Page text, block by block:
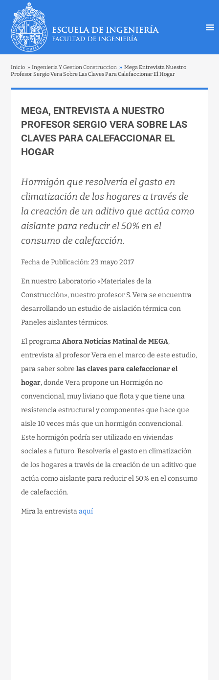
Inicio » Ingenieria Y Gestion Construccion » Mega Entrevista Nuestro
Profesor Sergio Vera Sobre Las Claves Para Calefaccionar El Hogar
MEGA, ENTREVISTA A NUESTRO
PROFESOR SERGIO VERA SOBRE LAS
CLAVES PARA CALEFACCIONAR EL
HOGAR
Hormigón que resolvería el gasto en
climatización de los hogares a través de
la creación de un aditivo que actúa como
aislante para reducir el 50% en el
consumo de calefacción.
Fecha de Publicación: 23 mayo 2017
En nuestro Laboratorio «Materiales de la
Construcción», nuestro profesor S. Vera se encuentra
desarrollando un estudio de aislación térmica con
Paneles aislantes térmicos.
El programaAhora Noticias Matinal de MEGA,
entrevista al profesor Vera en el marco de este estudio,
para saber sobrelas claves para calefaccionar el
hogar, donde Vera propone un Hormigón no
convencional, muy liviano que flota y que tiene una
resistencia estructural y componentes que hace que
aisle 10 veces más que un hormigón convencional.
Este hormigón podría ser utilizado en viviendas
sociales a futuro. Resolvería el gasto en climatización
de los hogares a través de la creación de un aditivo que
actúa como aislante para reducir el 50% en el consumo
de calefacción.
Mira la entrevistaaquí